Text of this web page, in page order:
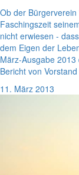
Ob der
Faschingszeit
nicht erwiesen -
dem Eigen der
März-Ausgabe
Bericht von
11. März 2013